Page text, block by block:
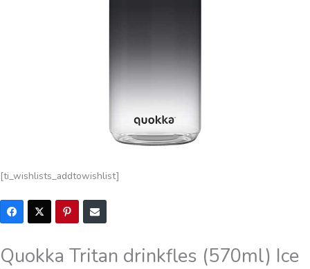
[ti_wishlists_addtowishlist]
Quokka Tritan drinkfles (570ml) Ice